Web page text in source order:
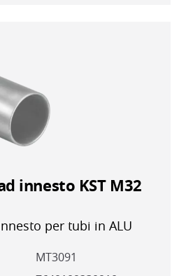
innesto KST M32
per tubi in ALU
MT3091